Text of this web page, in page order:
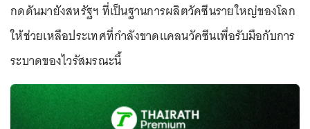
กดดันมายังสหรัฐฯ ที่เป็นฐานการผลิตวัคซีนรายใหญ่ของโลก
ให้ช่วยเหลือประเทศที่กำลังขาดแคลนวัคซีนเพื่อรับมือกับการ
ระบาดของไวรัสมรณะนี้